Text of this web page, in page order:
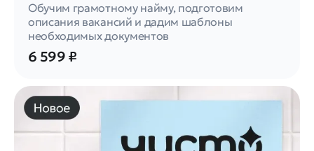
Обучим грамотному найму, подготовим
описания вакансий и дадим шаблоны
необходимых документов
6 599 ₽